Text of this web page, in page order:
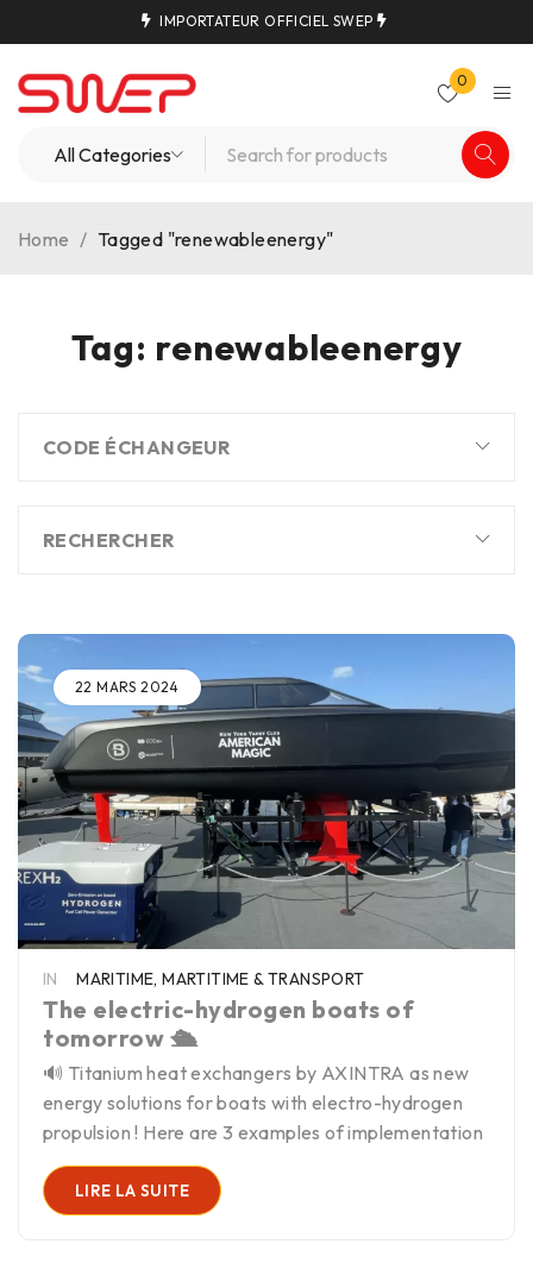
IMPORTATEUR OFFICIEL SWEP
0
Tag: renewableenergy
Home / Tagged "renewableenergy"
CODE ÉCHANGEUR
RECHERCHER
22 MARS 2024
IN MARITIME,MARTITIME & TRANSPORT
The electric-hydrogen boats of
tomorrow 🛳️
🔊 Titanium heat exchangers by AXINTRA as new
energy solutions for boats with electro-hydrogen
propulsion ! Here are 3 examples of implementation
LIRE LA SUITE